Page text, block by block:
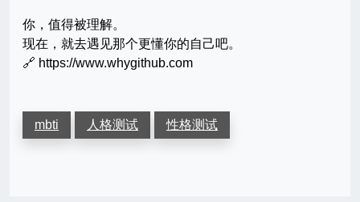
你，值得被理解。
现在，就去遇见那个更懂你的自己吧。
🔗 https://www.whygithub.com
mbti 人格测试 性格测试